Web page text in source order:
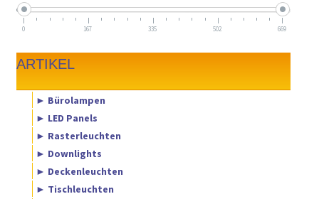
0 167 335 502 669
ARTIKEL
► Bürolampen
► LED Panels
► Rasterleuchten
► Downlights
► Deckenleuchten
► Tischleuchten